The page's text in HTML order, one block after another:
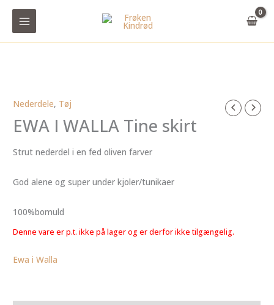
Nederdele, Tøj
EWA I WALLA Tine skirt
Strut nederdel i en fed oliven farver
God alene og super under kjoler/tunikaer
100%bomuld
Denne vare er p.t. ikke på lager og er derfor ikke tilgængelig.
Ewa i Walla